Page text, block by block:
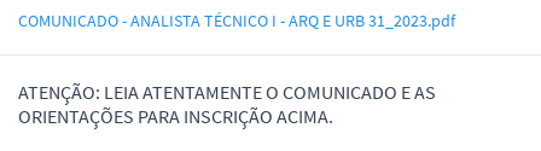
COMUNICADO - ANALISTA TÉCNICO I - ARQ E URB 31_2023.pdf
ATENÇÃO: LEIA ATENTAMENTE O COMUNICADO E AS
ORIENTAÇÕES PARA INSCRIÇÃO ACIMA.